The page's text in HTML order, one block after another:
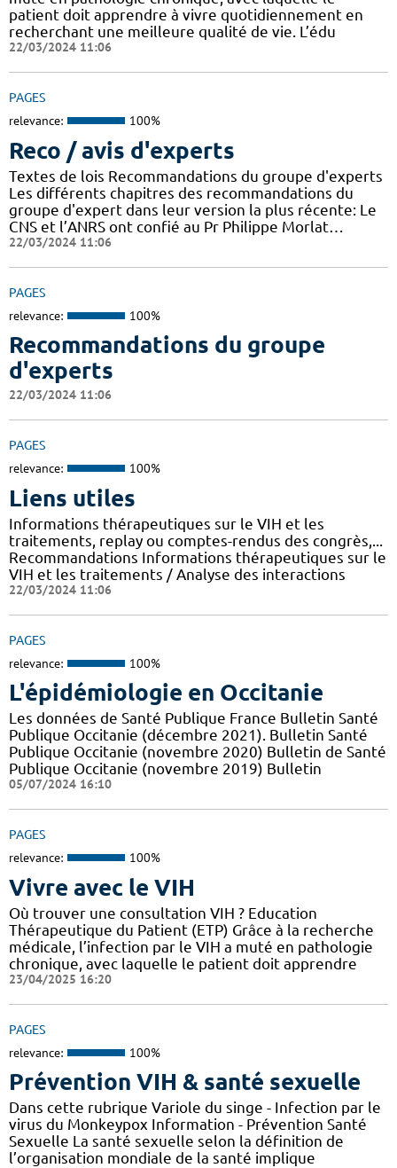
patient doit apprendre à vivre quotidiennement en
recherchant une meilleure qualité de vie. L’édu
22/03/2024 11:06
PAGES
relevance: 100%
Reco / avis d'experts
Textes de lois Recommandations du groupe d'experts
Les différents chapitres des recommandations du
groupe d'expert dans leur version la plus récente: Le
CNS et l’ANRS ont confié au Pr Philippe Morlat…
22/03/2024 11:06
PAGES
relevance: 100%
Recommandations du groupe
d'experts
22/03/2024 11:06
PAGES
relevance: 100%
Liens utiles
Informations thérapeutiques sur le VIH et les
traitements, replay ou comptes-rendus des congrès,...
Recommandations Informations thérapeutiques sur le
VIH et les traitements / Analyse des interactions
22/03/2024 11:06
PAGES
relevance: 100%
L'épidémiologie en Occitanie
Les données de Santé Publique France Bulletin Santé
Publique Occitanie (décembre 2021). Bulletin Santé
Publique Occitanie (novembre 2020) Bulletin de Santé
Publique Occitanie (novembre 2019) Bulletin
05/07/2024 16:10
PAGES
relevance: 100%
Vivre avec le VIH
Où trouver une consultation VIH ? Education
Thérapeutique du Patient (ETP) Grâce à la recherche
médicale, l’infection par le VIH a muté en pathologie
chronique, avec laquelle le patient doit apprendre
23/04/2025 16:20
PAGES
relevance: 100%
Prévention VIH & santé sexuelle
Dans cette rubrique Variole du singe - Infection par le
virus du Monkeypox Information - Prévention Santé
Sexuelle La santé sexuelle selon la définition de
l’organisation mondiale de la santé implique